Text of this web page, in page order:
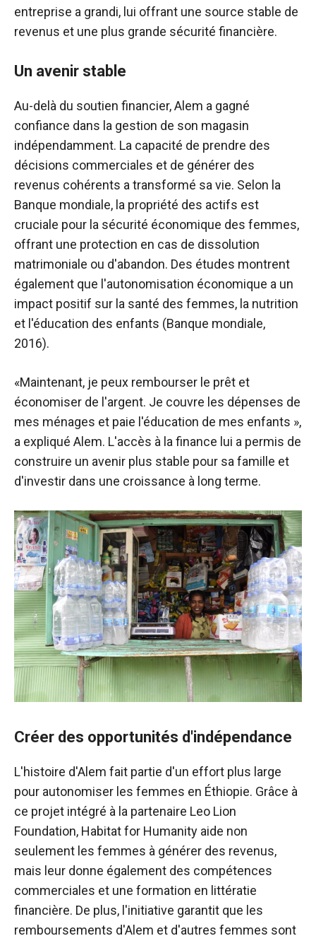
entreprise a grandi, lui offrant une source stable de
revenus et une plus grande sécurité financière.
Un avenir stable
Au-delà du soutien financier, Alem a gagné
confiance dans la gestion de son magasin
indépendamment. La capacité de prendre des
décisions commerciales et de générer des
revenus cohérents a transformé sa vie. Selon la
Banque mondiale, la propriété des actifs est
cruciale pour la sécurité économique des femmes,
offrant une protection en cas de dissolution
matrimoniale ou d'abandon. Des études montrent
également que l'autonomisation économique a un
impact positif sur la santé des femmes, la nutrition
et l'éducation des enfants (Banque mondiale,
2016).
«Maintenant, je peux rembourser le prêt et
économiser de l'argent. Je couvre les dépenses de
mes ménages et paie l'éducation de mes enfants »,
a expliqué Alem. L'accès à la finance lui a permis de
construire un avenir plus stable pour sa famille et
d'investir dans une croissance à long terme.
Créer des opportunités d'indépendance
L'histoire d'Alem fait partie d'un effort plus large
pour autonomiser les femmes en Éthiopie. Grâce à
ce projet intégré à la partenaire Leo Lion
Foundation, Habitat for Humanity aide non
seulement les femmes à générer des revenus,
mais leur donne également des compétences
commerciales et une formation en littératie
financière. De plus, l'initiative garantit que les
remboursements d'Alem et d'autres femmes sont